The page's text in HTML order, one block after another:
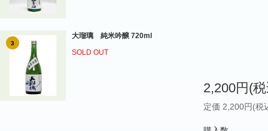
3
大瑠璃 純米吟醸 720ml
SOLD OUT
2,200円(
定価 2,200円(税